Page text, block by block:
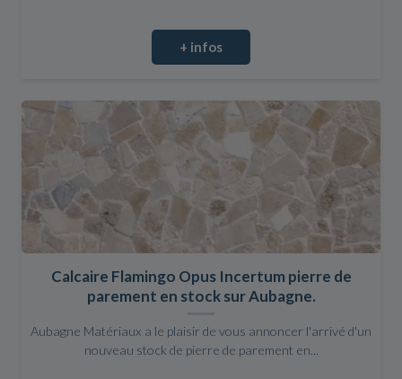
+ infos
Calcaire Flamingo Opus Incertum pierre de
parement en stock sur Aubagne.
Aubagne Matériaux a le plaisir de vous annoncer l'arrivé d'un
nouveau stock de pierre de parement en...